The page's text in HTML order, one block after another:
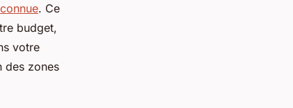
. Ce
budget,
votre
des zones